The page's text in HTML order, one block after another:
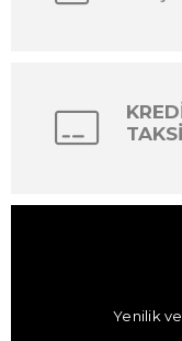
Yenilik ve